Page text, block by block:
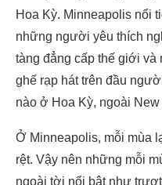
Hoa Kỳ. Minneapolis nổi
những người yêu thích
tàng đẳng cấp thế giới và
ghế rạp hát trên đầu
nào ở Hoa Kỳ, ngoài New
Ở Minneapolis, mỗi mùa
rệt. Vậy nên những mỗi
ngoài tời nổi bật như